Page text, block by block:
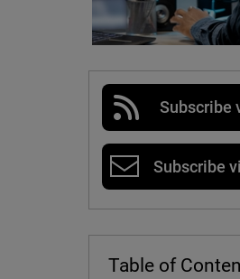
Subscribe
Subscribe
Table of